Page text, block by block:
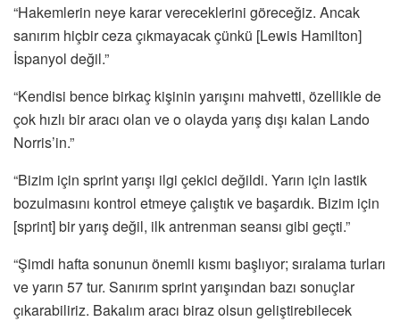
“Hakemlerin neye karar vereceklerini göreceğiz. Ancak
sanırım hiçbir ceza çıkmayacak çünkü [Lewis Hamilton]
İspanyol değil.”
“Kendisi bence birkaç kişinin yarışını mahvetti, özellikle de
çok hızlı bir aracı olan ve o olayda yarış dışı kalan Lando
Norris’in.”
“Bizim için sprint yarışı ilgi çekici değildi. Yarın için lastik
bozulmasını kontrol etmeye çalıştık ve başardık. Bizim için
[sprint] bir yarış değil, ilk antrenman seansı gibi geçti.”
“Şimdi hafta sonunun önemli kısmı başlıyor; sıralama turları
ve yarın 57 tur. Sanırım sprint yarışından bazı sonuçlar
çıkarabiliriz. Bakalım aracı biraz olsun geliştirebilecek